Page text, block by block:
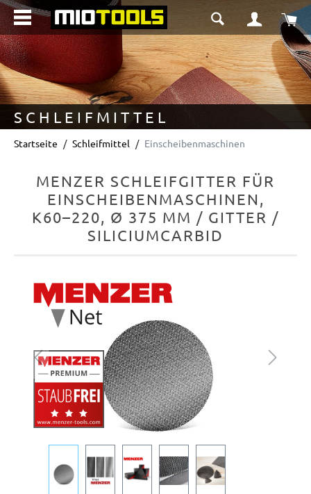
springen
SCHLEIFMITTEL
Startseite Schleifmittel Einscheibenmaschinen
MENZER SCHLEIFGITTER FÜR
EINSCHEIBENMASCHINEN,
K60–220, Ø 375 MM / GITTER /
SILICIUMCARBID
Bildergalerie überspringen